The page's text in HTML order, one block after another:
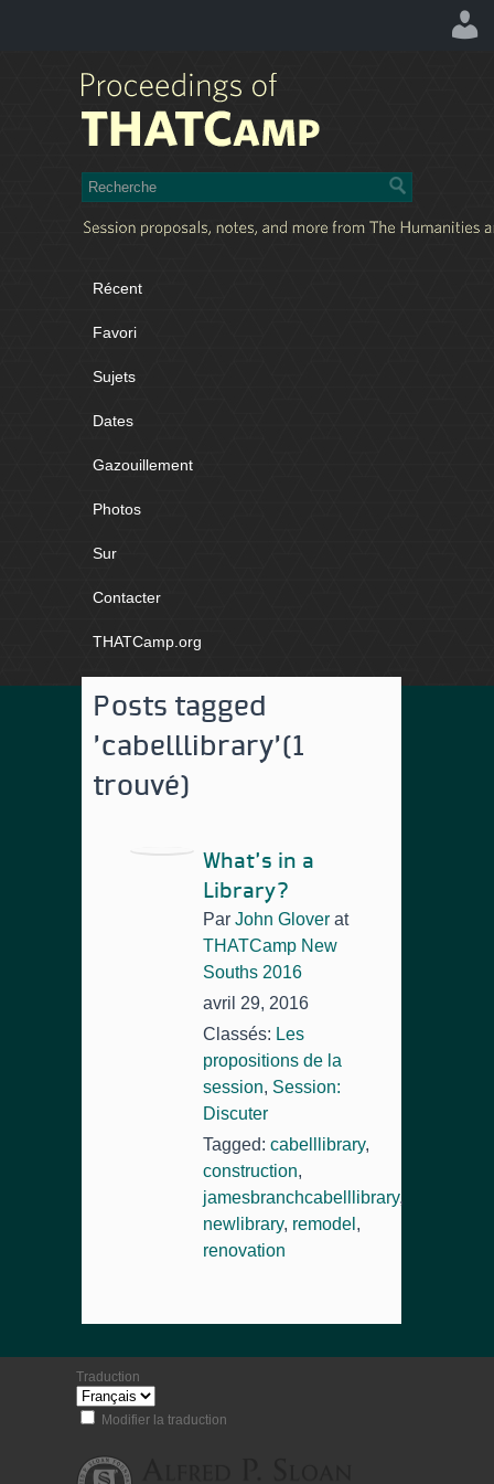
Récent
Favori
Sujets
Dates
Gazouillement
Photos
Sur
Contacter
THATCamp.org
Posts tagged
'cabelllibrary'(1
trouvé)
What’s in a
Library?
Par John Glover at
THATCamp New
Souths 2016
avril 29, 2016
Classés: Les
propositions de la
session, Session:
Discuter
Tagged: cabelllibrary,
construction,
jamesbranchcabelllibrary,
newlibrary, remodel ,
renovation
Traduction
Modifier la traduction